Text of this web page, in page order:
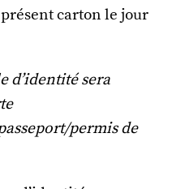
carton le jour
d’identité sera
permis de